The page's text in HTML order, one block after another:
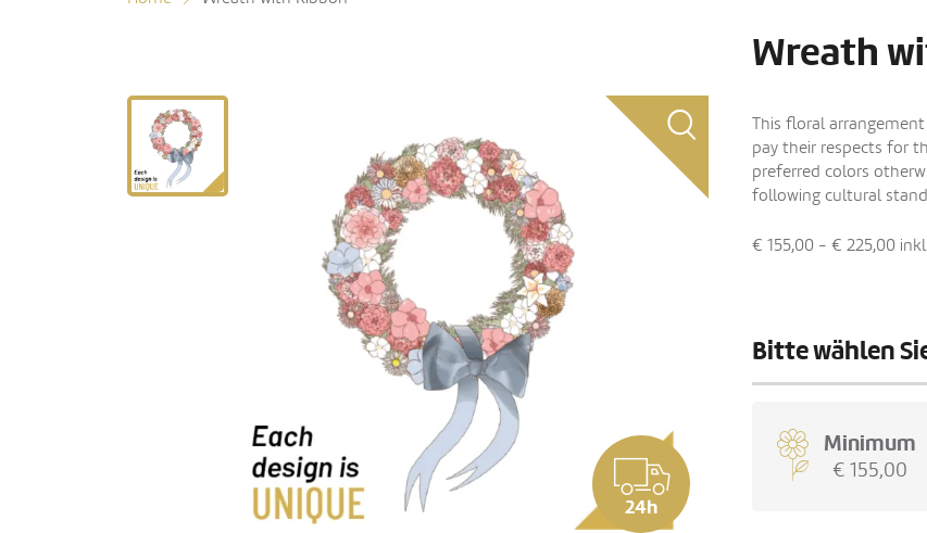
24h
Wreath
This floral
pay their respects for
preferred colors
following cultural
€ 155,00 - € 225,00
Bitte wählen
Minimum
€ 155,00